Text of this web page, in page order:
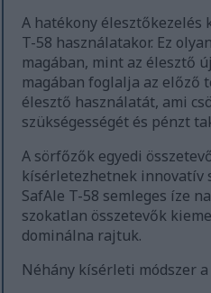
A hatékony élesztőkezelés
T-58 használatakor. Ez
magában, mint az élesztő
magában foglalja az előző
élesztő használatát, ami
szükségességét és pénzt
A sörfőzők egyedi
kísérletezhetnek innovatív
SafAle T-58 semleges íze
szokatlan összetevők
dominálna rajtuk.
Néhány kísérleti módszer a